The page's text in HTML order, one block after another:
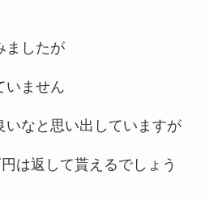
ましたが
いません
いなと思い出していますが
は返して貰えるでしょう